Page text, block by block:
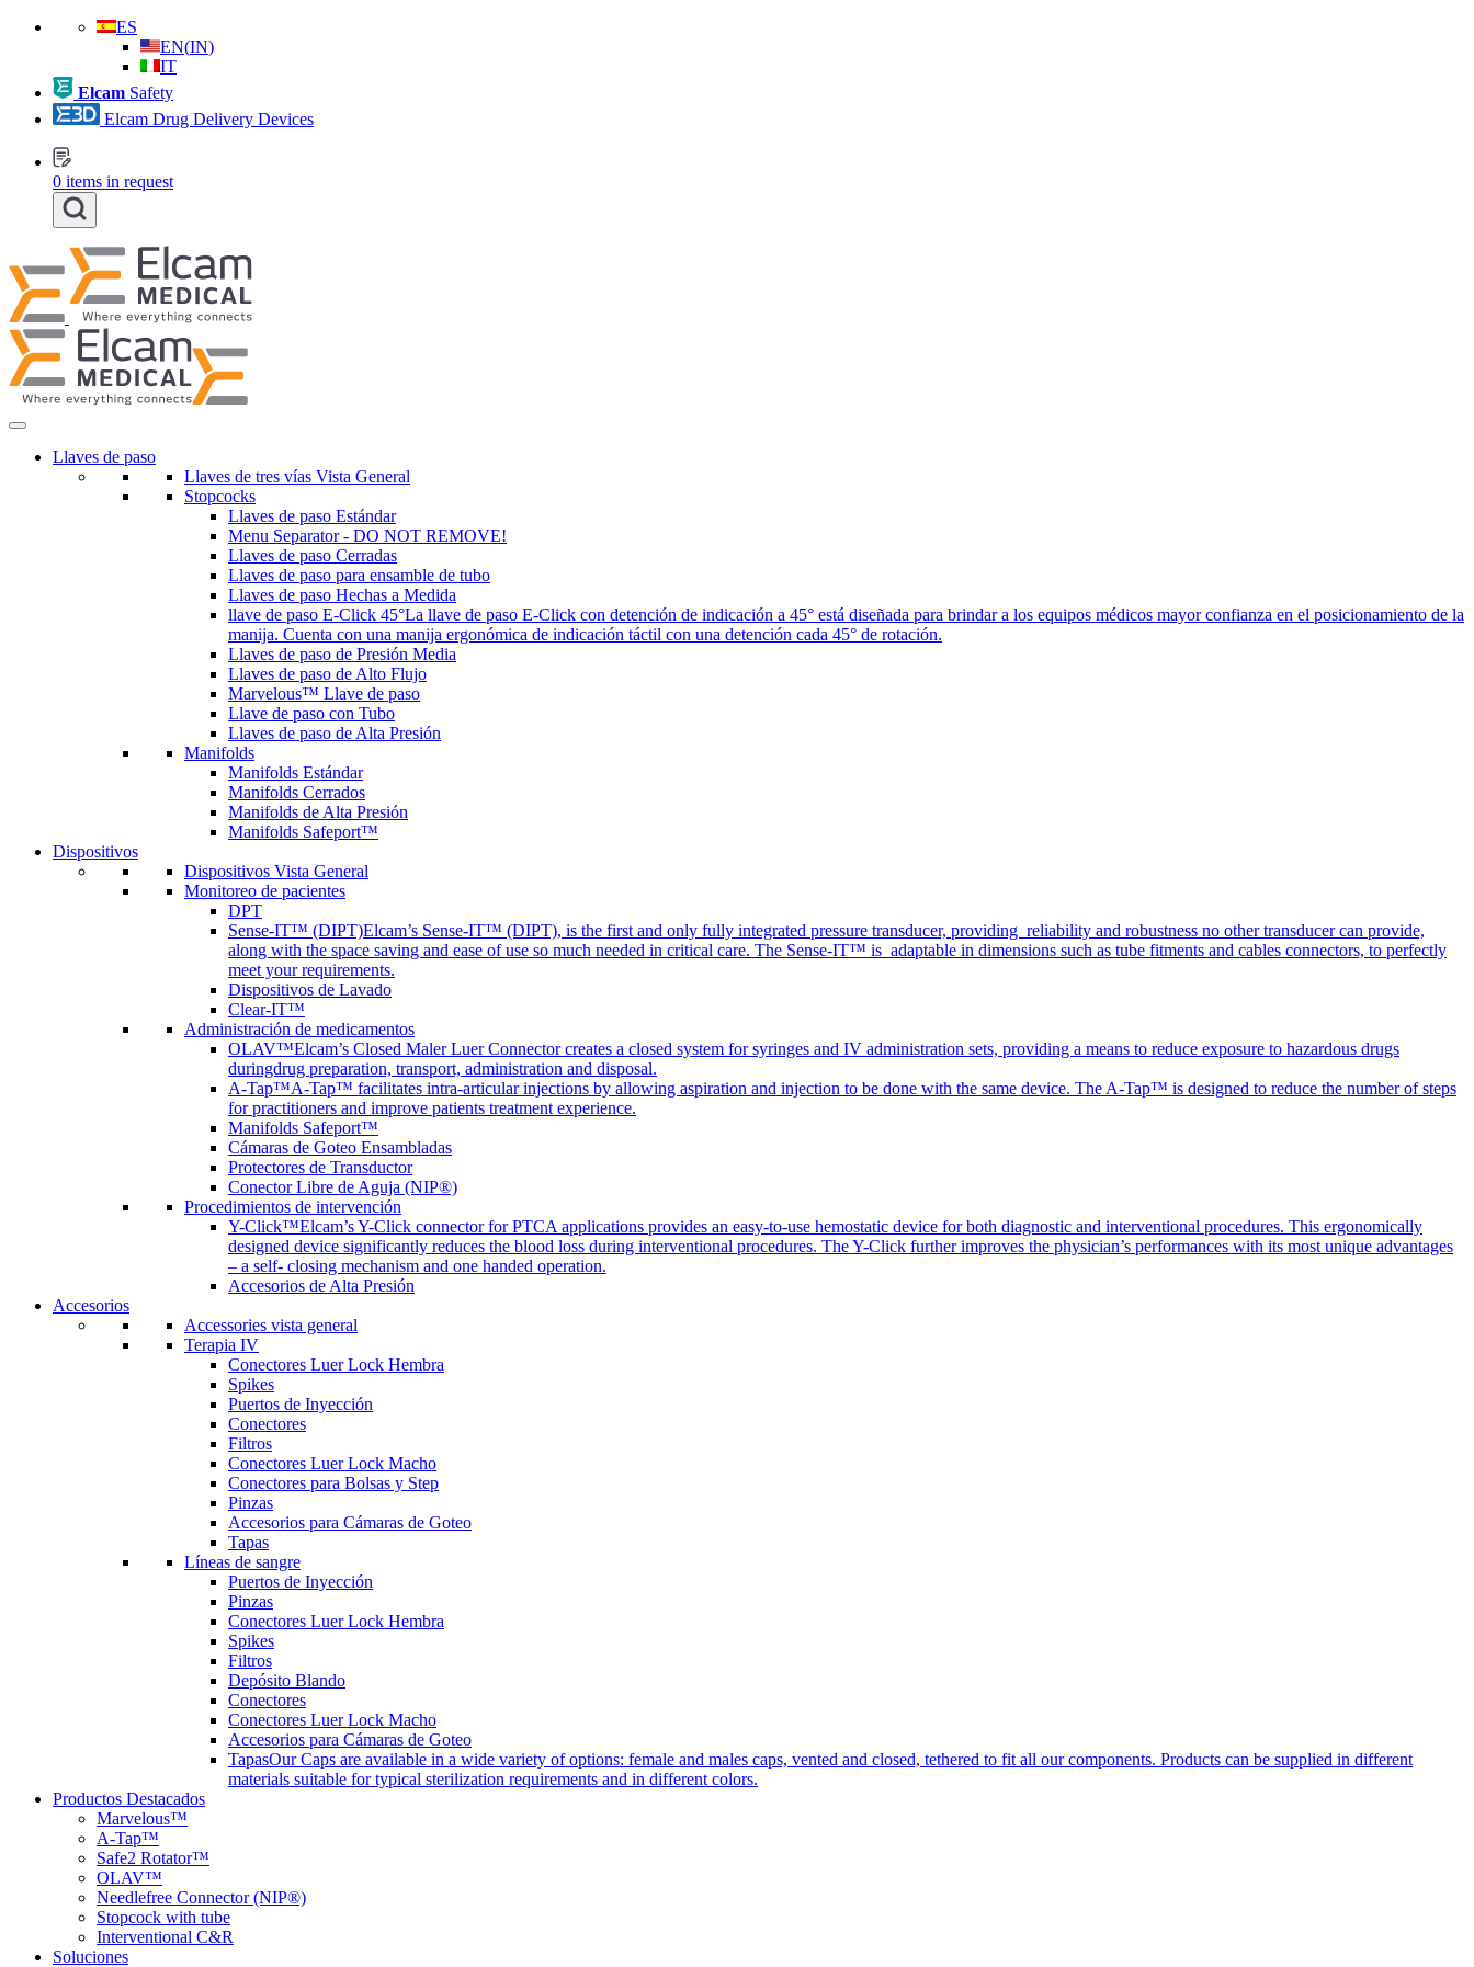
ES
EN(IN)
IT
Elcam Safety
Elcam Drug Delivery Devices
0 items in request
Llaves de paso
Llaves de tres vías Vista General
Stopcocks
Llaves de paso Estándar
Menu Separator - DO NOT REMOVE!
Llaves de paso Cerradas
Llaves de paso para ensamble de tubo
Llaves de paso Hechas a Medida
llave de paso E-Click 45°La llave de paso E-Click con detención de indicación a 45° está diseñada para brindar a los equipos médicos mayor confianza en el posicionamiento de la
manija. Cuenta con una manija ergonómica de indicación táctil con una detención cada 45° de rotación.
Llaves de paso de Presión Media
Llaves de paso de Alto Flujo
Marvelous™ Llave de paso
Llave de paso con Tubo
Llaves de paso de Alta Presión
Manifolds
Manifolds Estándar
Manifolds Cerrados
Manifolds de Alta Presión
Manifolds Safeport™
Dispositivos
Dispositivos Vista General
Monitoreo de pacientes
DPT
Sense-IT™ (DIPT)Elcam’s Sense-IT™ (DIPT), is the first and only fully integrated pressure transducer, providing reliability and robustness no other transducer can provide,
along with the space saving and ease of use so much needed in critical care. The Sense-IT™ is adaptable in dimensions such as tube fitments and cables connectors, to perfectly
meet your requirements.
Dispositivos de Lavado
Clear-IT™
Administración de medicamentos
OLAV™Elcam’s Closed Maler Luer Connector creates a closed system for syringes and IV administration sets, providing a means to reduce exposure to hazardous drugs
duringdrug preparation, transport, administration and disposal.
A-Tap™A-Tap™ facilitates intra-articular injections by allowing aspiration and injection to be done with the same device. The A-Tap™ is designed to reduce the number of steps
for practitioners and improve patients treatment experience.
Manifolds Safeport™
Cámaras de Goteo Ensambladas
Protectores de Transductor
Conector Libre de Aguja (NIP®)
Procedimientos de intervención
Y-Click™Elcam’s Y-Click connector for PTCA applications provides an easy-to-use hemostatic device for both diagnostic and interventional procedures. This ergonomically
designed device significantly reduces the blood loss during interventional procedures. The Y-Click further improves the physician’s performances with its most unique advantages
– a self- closing mechanism and one handed operation.
Accesorios de Alta Presión
Accesorios
Accessories vista general
Terapia IV
Conectores Luer Lock Hembra
Spikes
Puertos de Inyección
Conectores
Filtros
Conectores Luer Lock Macho
Conectores para Bolsas y Step
Pinzas
Accesorios para Cámaras de Goteo
Tapas
Líneas de sangre
Puertos de Inyección
Pinzas
Conectores Luer Lock Hembra
Spikes
Filtros
Depósito Blando
Conectores
Conectores Luer Lock Macho
Accesorios para Cámaras de Goteo
TapasOur Caps are available in a wide variety of options: female and males caps, vented and closed, tethered to fit all our components. Products can be supplied in different
materials suitable for typical sterilization requirements and in different colors.
Productos Destacados
Marvelous™
A-Tap™
Safe2 Rotator™
OLAV™
Needlefree Connector (NIP®)
Stopcock with tube
Interventional C&R
Soluciones